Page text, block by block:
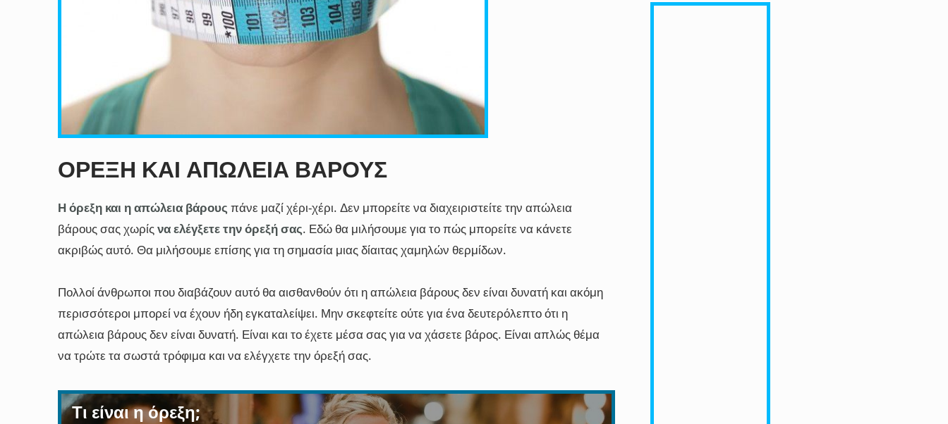
ΌΡΕΞΗ ΚΑΙ ΑΠΏΛΕΙΑ ΒΆΡΟΥΣ
Η όρεξη και η απώλεια βάρους πάνε μαζί χέρι-χέρι. Δεν μπορείτε να διαχειριστείτε την απώλεια
βάρους σας χωρίς να ελέγξετε την όρεξή σας. Εδώ θα μιλήσουμε για το πώς μπορείτε να κάνετε
ακριβώς αυτό. Θα μιλήσουμε επίσης για τη σημασία μιας δίαιτας χαμηλών θερμίδων.
Πολλοί άνθρωποι που διαβάζουν αυτό θα αισθανθούν ότι η απώλεια βάρους δεν είναι δυνατή και ακόμη
περισσότεροι μπορεί να έχουν ήδη εγκαταλείψει. Μην σκεφτείτε ούτε για ένα δευτερόλεπτο ότι η
απώλεια βάρους δεν είναι δυνατή. Είναι και το έχετε μέσα σας για να χάσετε βάρος. Είναι απλώς θέμα
να τρώτε τα σωστά τρόφιμα και να ελέγχετε την όρεξή σας.
Τι είναι η όρεξη;